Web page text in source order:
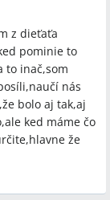
z dieťaťa
pominie to
to inač,som
nás
bolo aj tak,aj
ked máme čo
že